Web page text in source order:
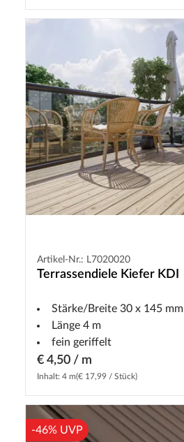
Artikel-Nr.: L7020020
Terrassendiele Kiefer KDI
Stärke/Breite 30 x 145 mm
Länge 4 m
fein geriffelt
€ 4,50 / m
Inhalt: 4 m(€ 17,99 / Stück)
-46% UVP